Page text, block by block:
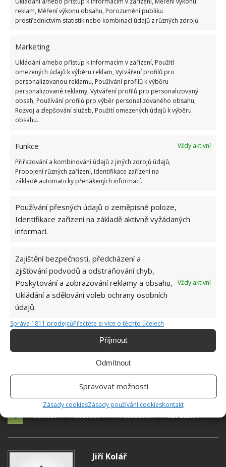
reklam, Měření výkonu obsahu, Porozumění publiku
prostřednictvím statistik nebo kombinací údajů z různých zdrojů.
Marketing
Ukládání a/nebo přístup k informacím v zařízení, Použití
omezených údajů k výběru reklam, Vytváření profilů pro
personalizovanou reklamu, Používání profilů k výběru
personalizované reklamy, Vytváření profilů pro personalizovaný
obsah, Používání profilů pro výběr personalizovaného obsahu,
Rozvoj a zlepšování služeb, Použití omezených údajů k výběru
obsahu.
Funkce
Vždy aktivní
Přiřazování a kombinování údajů z jiných zdrojů údajů,
Propojení různých zařízení, Identifikace zařízení na
základě automaticky přenášených informací.
Používání přesných údajů o zeměpisné poloze,
Identifikace zařízení na základě aktivně vyžádaných
informací.
Zajištění bezpečnosti, předcházení a
zjišťování podvodů a odstraňování chyb,
Poskytování a zobrazování reklamy a obsahu,
Ukládání a sdělování voleb ochrany osobních
údajů.
Vždy aktivní
Správa 1811 prodejcůPřečtěte si více o těchto účelech
Příjmout
Odmítnout
Spravovat možnosti
Zásady cookiesZásady používání cookiesKontakt
Fotografie: Unsplash
Další žádoucí rostlinou na Vašem záhonku bude
geranium. Vyžaduje slunné místo, ale jinak je péče o
ni nenáročná. Nemá ale rádateplotní změny a
průvan.K zalévání jí postačí minimální množství
vody, kterou jí dopřejete jednou týdně. Pokud se jí
příjemnou, citronovou vůní. A ta je pro komáry
přímo odpudivá. Jedná se o přírodní a velmi
efektivní repelent.
KOMÁR KVĚTINY PŘÍRODNÍ REPELENT
Jiří Kolář